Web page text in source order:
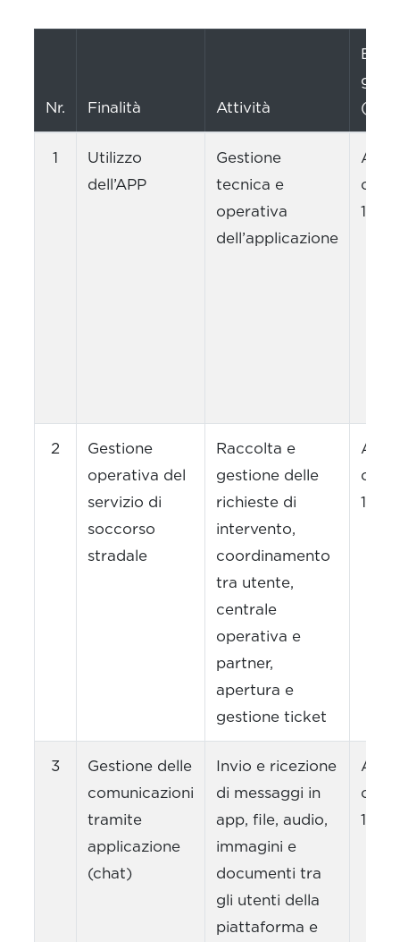
Nr. Finalità Attività
Base
1
Utilizzo
dell’APP
Gestione
tecnica e
operativa
dell’applicazione
Art.
1,
2
Gestione
operativa del
servizio di
soccorso
stradale
Raccolta e
gestione delle
richieste di
intervento,
coordinamento
tra utente,
centrale
operativa e
partner,
apertura e
gestione ticket
Art.
1,
3
Gestione delle
comunicazioni
tramite
applicazione
(chat)
Invio e ricezione
di messaggi in
app, file, audio,
immagini e
documenti tra
gli utenti della
piattaforma e
Art.
1,